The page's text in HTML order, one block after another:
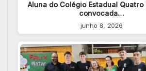
Aluna do Colégio Estadual Quatro
convocada…
junho 8, 2026